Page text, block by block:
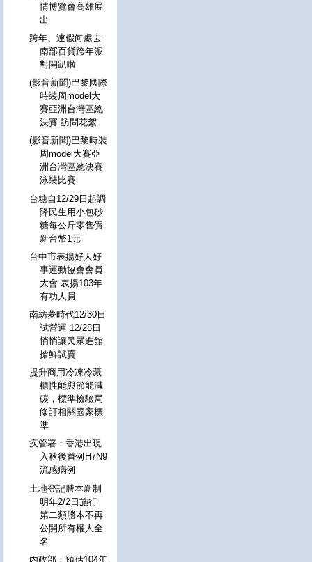
情博覽會高雄展
出
跨年、連假何處去
南部百貨跨年派
對開趴啦
(影音新聞)巴黎國際
時裝周model大
賽亞洲台灣區總
決賽 訪問花絮
(影音新聞)巴黎時裝
周model大賽亞
洲台灣區總決賽
泳裝比賽
台糖自12/29日起調
降民生用小包砂
糖每公斤零售價
新台幣1元
台中市表揚好人好
事運動協會會員
大會 表揚103年
有功人員
南紡夢時代12/30日
試營運 12/28日
悄悄讓民眾進館
搶鮮試賣
提升商用冷凍冷藏
櫃性能與節能減
碳，標準檢驗局
修訂相關國家標
準
疾管署：香港出現
入秋後首例H7N9
流感病例
土地登記謄本新制
明年2/2日施行
第二類謄本不再
公開所有權人全
名
內政部：預估104年